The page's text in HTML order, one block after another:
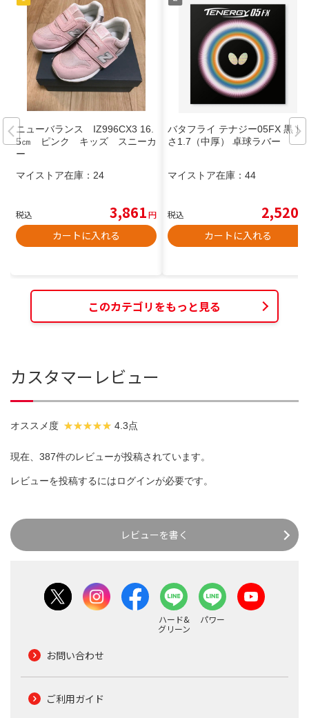
ニューバランス IZ996CX3 16.
5㎝ ピンク キッズ スニーカ
ー
マイストア在庫： 24
税込 3,861円
カートに入れる
バタフライ テナジー05FX 黒 厚
さ1.7（中厚） 卓球ラバー
マイストア在庫： 44
税込 2,520
カートに入れる
このカテゴリをもっと見る
カスタマーレビュー
オススメ度 4.3点
現在、387件のレビューが投稿されています。
レビューを投稿するにはログインが必要です。
レビューを書く
ハード&
グリーン
パワー
お問い合わせ
ご利用ガイド